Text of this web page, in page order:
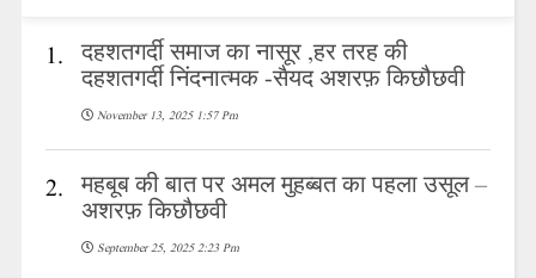
1. दहशतगर्दी समाज का नासूर ,हर तरह की
दहशतगर्दी निंदनात्मक -सैयद अशरफ़ किछौछवी
November 13, 2025 1:57 Pm
2. महबूब की बात पर अमल मुहब्बत का पहला उसूल –
अशरफ़ किछौछवी
September 25, 2025 2:23 Pm